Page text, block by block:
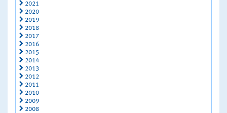
2021
2020
2019
2018
2017
2016
2015
2014
2013
2012
2011
2010
2009
2008